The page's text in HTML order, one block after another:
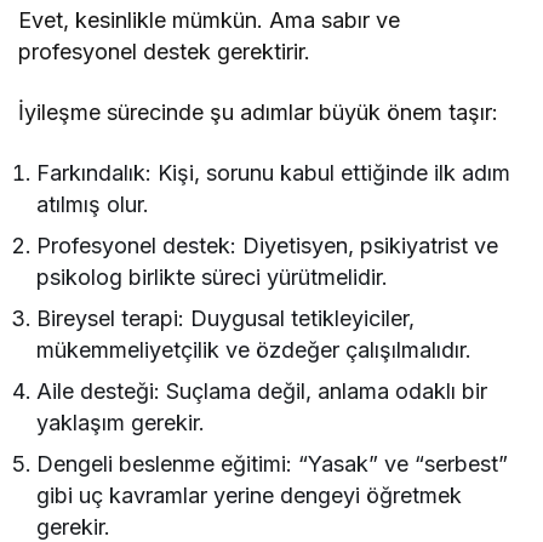
Evet, kesinlikle mümkün. Ama sabır ve
profesyonel destek gerektirir.
İyileşme sürecinde şu adımlar büyük önem taşır:
Farkındalık: Kişi, sorunu kabul ettiğinde ilk adım
atılmış olur.
Profesyonel destek: Diyetisyen, psikiyatrist ve
psikolog birlikte süreci yürütmelidir.
Bireysel terapi: Duygusal tetikleyiciler,
mükemmeliyetçilik ve özdeğer çalışılmalıdır.
Aile desteği: Suçlama değil, anlama odaklı bir
yaklaşım gerekir.
Dengeli beslenme eğitimi: “Yasak” ve “serbest”
gibi uç kavramlar yerine dengeyi öğretmek
gerekir.